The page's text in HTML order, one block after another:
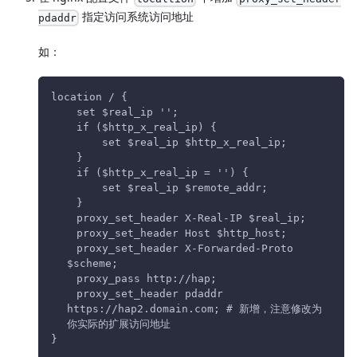
pdaddr 指定访问系统访问地址
如：
location / {
    set $real_ip '';
    if ($http_x_real_ip) {
        set $real_ip $http_x_real_ip;
    }
    if ($http_x_real_ip = '') {
        set $real_ip $remote_addr;
    }
    proxy_set_header X-Real-IP $real_ip;
    proxy_set_header Host $http_host;
$scheme;
    proxy_pass http://hap;
https://hap2.domain.com; # 新增，注意修改为
你实际的扩展访问地址
}